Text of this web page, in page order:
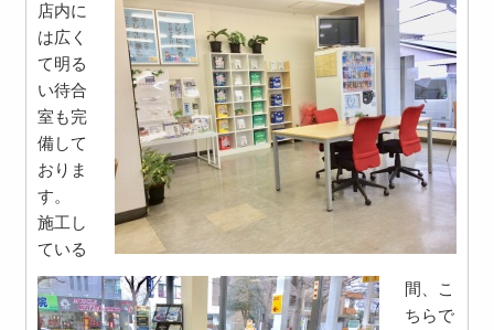
店内に
は広く
て明る
い待合
室も完
備して
おりま
す。
施工し
ている
間、こ
ちらで